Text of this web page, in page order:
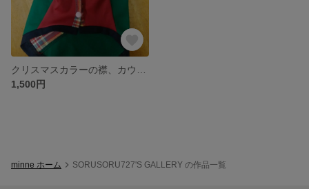
1,500円
minne ホーム SORUSORU727'S GALLERY の作品一覧